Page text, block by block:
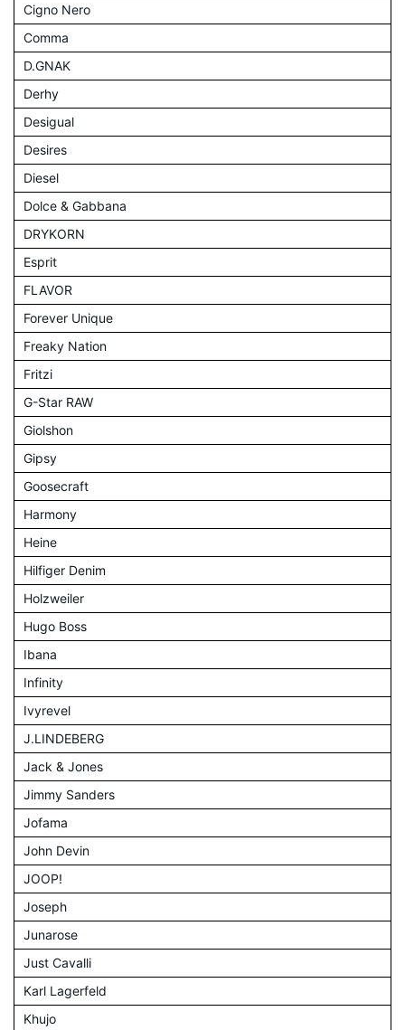
Cigno Nero
Comma
D.GNAK
Derhy
Desigual
Desires
Diesel
Dolce & Gabbana
DRYKORN
Esprit
FLAVOR
Forever Unique
Freaky Nation
Fritzi
G-Star RAW
Giolshon
Gipsy
Goosecraft
Harmony
Heine
Hilfiger Denim
Holzweiler
Hugo Boss
Ibana
Infinity
Ivyrevel
J.LINDEBERG
Jack & Jones
Jimmy Sanders
Jofama
John Devin
JOOP!
Joseph
Junarose
Just Cavalli
Karl Lagerfeld
Khujo